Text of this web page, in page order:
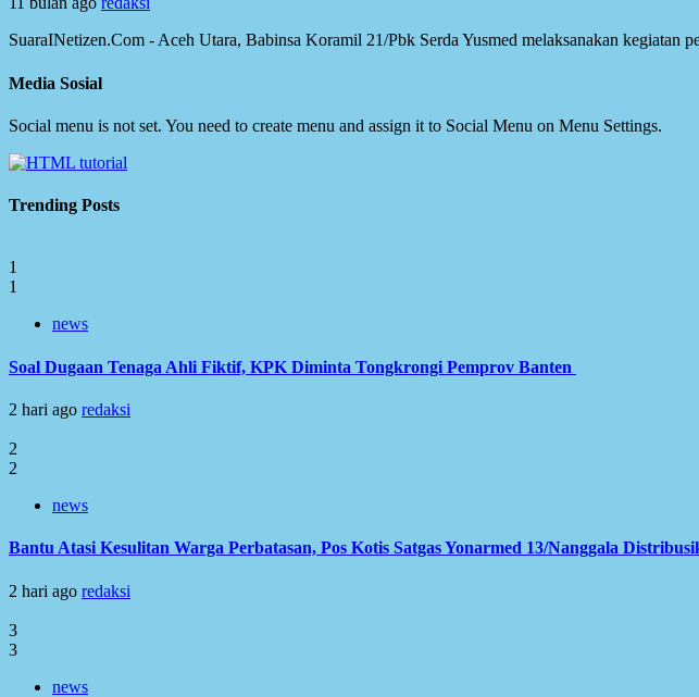
SuaraINetizen.Com - Aceh Utara, Babinsa Koramil 21/Pbk Serda Yusmed melaksanakan kegiatan
Media Sosial
Social menu is not set. You need to create menu and assign it to Social Menu on Menu Settings.
Trending Posts
1
1
news
Soal Dugaan Tenaga Ahli Fiktif, KPK Diminta Tongkrongi Pemprov Banten
2 hari ago redaksi
2
2
news
Bantu Atasi Kesulitan Warga Perbatasan, Pos Kotis Satgas Yonarmed 13/Nanggala
2 hari ago redaksi
3
3
news